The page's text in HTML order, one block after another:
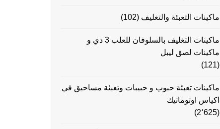
ماكينات التعبئة والتغليف (102)
ماكينات التغليف بالسلوفان للعلب 3 دي و
ماكينات لصق ليبل
(121)
ماكينات تعبئة حبوب و حبيبات وتعبئة مساحيق في
اكياس اوتوماتيك
(2٬625)